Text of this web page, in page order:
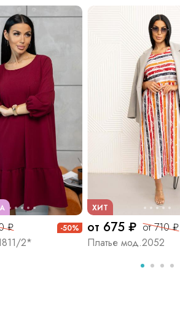
₽ -50%
2*
ХИТ
от 675 ₽ от 710 ₽
Платье мод.2052